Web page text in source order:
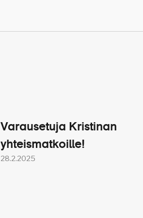
Varausetuja Kristinan
yhteismatkoille!
28.2.2025